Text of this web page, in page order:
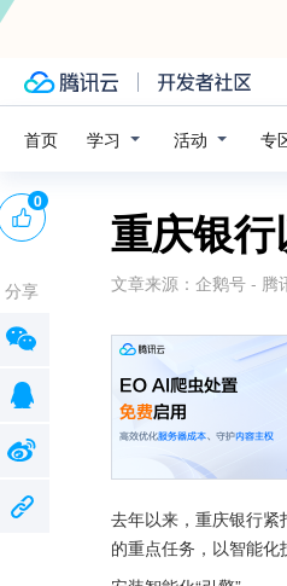
首页 学习 活动 专
重庆银
文章来源： 企鹅号 - 腾
去年以来，重庆银行
的重点任务，以智能化
0
分享